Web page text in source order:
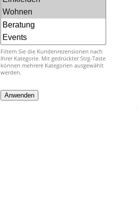
Filtern Sie die Kundenrezensionen nach
Ihrer Kategorie. Mit gedrückter Strg-Taste
können mehrere Kategorien ausgewählt
werden.